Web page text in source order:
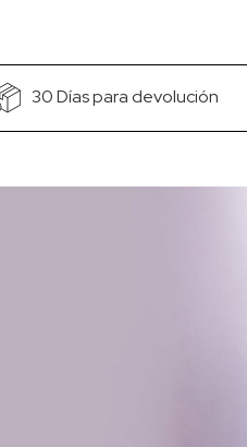
30 Días para devolución